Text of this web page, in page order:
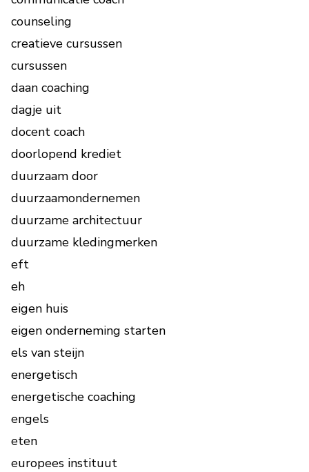
counseling
creatieve cursussen
cursussen
daan coaching
dagje uit
docent coach
doorlopend krediet
duurzaam door
duurzaamondernemen
duurzame architectuur
duurzame kledingmerken
eft
eh
eigen huis
eigen onderneming starten
els van steijn
energetisch
energetische coaching
engels
eten
europees instituut